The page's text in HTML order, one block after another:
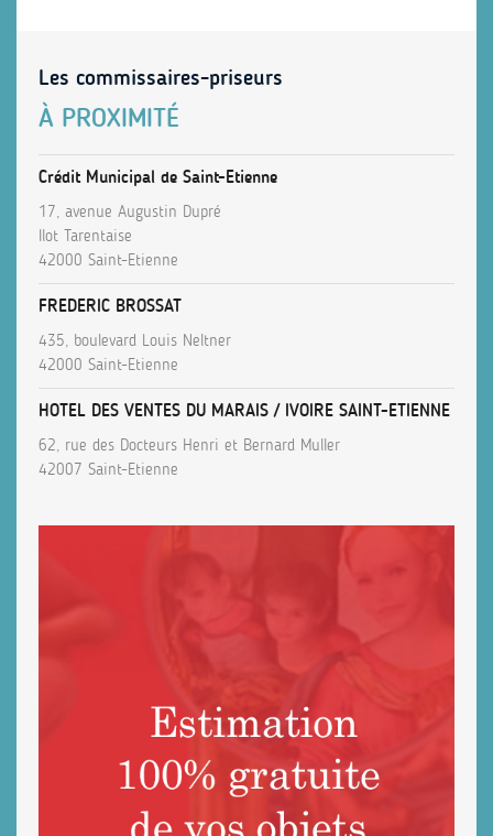
Les commissaires-priseurs
À PROXIMITÉ
Crédit Municipal de Saint-Etienne
17, avenue Augustin Dupré
Ilot Tarentaise
42000 Saint-Etienne
FREDERIC BROSSAT
435, boulevard Louis Neltner
42000 Saint-Etienne
HOTEL DES VENTES DU MARAIS / IVOIRE SAINT-ETIENNE
62, rue des Docteurs Henri et Bernard Muller
42007 Saint-Etienne